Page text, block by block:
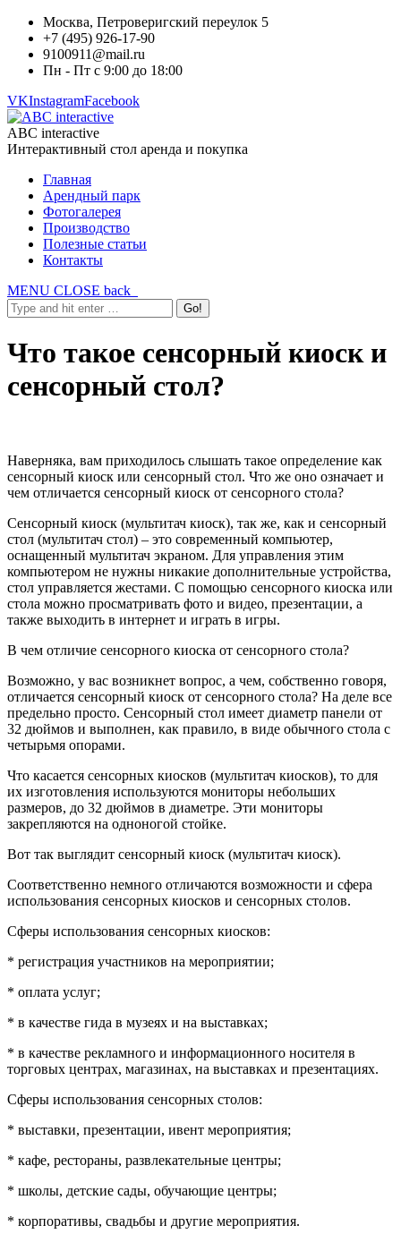
Москва, Петроверигский переулок 5
+7 (495) 926-17-90
9100911@mail.ru
Пн - Пт с 9:00 до 18:00
VKInstagramFacebook
ABC interactive
Интерактивный стол аренда и покупка
Главная
Арендный парк
Фотогалерея
Производство
Полезные статьи
Контакты
MENU CLOSE back
Что такое сенсорный киоск и
сенсорный стол?
Наверняка, вам приходилось слышать такое определение как
сенсорный киоск или сенсорный стол. Что же оно означает и
чем отличается сенсорный киоск от сенсорного стола?
Сенсорный киоск (мультитач киоск), так же, как и сенсорный
стол (мультитач стол) – это современный компьютер,
оснащенный мультитач экраном. Для управления этим
компьютером не нужны никакие дополнительные устройства,
стол управляется жестами. С помощью сенсорного киоска или
стола можно просматривать фото и видео, презентации, а
также выходить в интернет и играть в игры.
В чем отличие сенсорного киоска от сенсорного стола?
Возможно, у вас возникнет вопрос, а чем, собственно говоря,
отличается сенсорный киоск от сенсорного стола? На деле все
предельно просто. Сенсорный стол имеет диаметр панели от
32 дюймов и выполнен, как правило, в виде обычного стола с
четырьмя опорами.
Что касается сенсорных киосков (мультитач киосков), то для
их изготовления используются мониторы небольших
размеров, до 32 дюймов в диаметре. Эти мониторы
закрепляются на одноногой стойке.
Вот так выглядит сенсорный киоск (мультитач киоск).
Соответственно немного отличаются возможности и сфера
использования сенсорных киосков и сенсорных столов.
Сферы использования сенсорных киосков:
* регистрация участников на мероприятии;
* оплата услуг;
* в качестве гида в музеях и на выставках;
* в качестве рекламного и информационного носителя в
торговых центрах, магазинах, на выставках и презентациях.
Сферы использования сенсорных столов:
* выставки, презентации, ивент мероприятия;
* кафе, рестораны, развлекательные центры;
* школы, детские сады, обучающие центры;
* корпоративы, свадьбы и другие мероприятия.